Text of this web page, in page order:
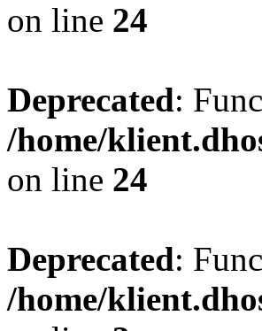
on line 24
Deprecated:
/home/
on line 24
Deprecated:
/home/